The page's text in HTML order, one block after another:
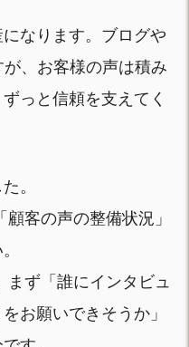
なります。ブログや
、お客様の声は積み
っと信頼を支えてく
。
客の声の整備状況」
まず「誰にインタビュ
お願いできそうか」